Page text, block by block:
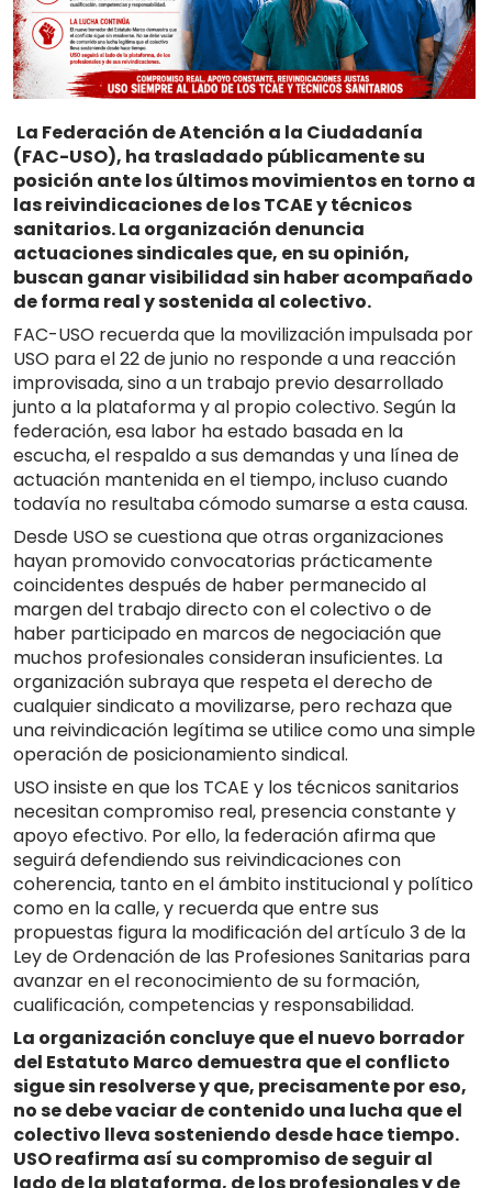
La Federación de Atención a la Ciudadanía
(FAC-USO), ha trasladado públicamente su
posición ante los últimos movimientos en torno a
las reivindicaciones de los TCAE y técnicos
sanitarios. La organización denuncia
actuaciones sindicales que, en su opinión,
buscan ganar visibilidad sin haber acompañado
de forma real y sostenida al colectivo.
FAC-USO recuerda que la movilización impulsada por
USO para el 22 de junio no responde a una reacción
improvisada, sino a un trabajo previo desarrollado
junto a la plataforma y al propio colectivo. Según la
federación, esa labor ha estado basada en la
escucha, el respaldo a sus demandas y una línea de
actuación mantenida en el tiempo, incluso cuando
todavía no resultaba cómodo sumarse a esta causa.
Desde USO se cuestiona que otras organizaciones
hayan promovido convocatorias prácticamente
coincidentes después de haber permanecido al
margen del trabajo directo con el colectivo o de
haber participado en marcos de negociación que
muchos profesionales consideran insuficientes. La
organización subraya que respeta el derecho de
cualquier sindicato a movilizarse, pero rechaza que
una reivindicación legítima se utilice como una simple
operación de posicionamiento sindical.
USO insiste en que los TCAE y los técnicos sanitarios
necesitan compromiso real, presencia constante y
apoyo efectivo. Por ello, la federación afirma que
seguirá defendiendo sus reivindicaciones con
coherencia, tanto en el ámbito institucional y político
como en la calle, y recuerda que entre sus
propuestas figura la modificación del artículo 3 de la
Ley de Ordenación de las Profesiones Sanitarias para
avanzar en el reconocimiento de su formación,
cualificación, competencias y responsabilidad.
La organización concluye que el nuevo borrador
del Estatuto Marco demuestra que el conflicto
sigue sin resolverse y que, precisamente por eso,
no se debe vaciar de contenido una lucha que el
colectivo lleva sosteniendo desde hace tiempo.
USO reafirma así su compromiso de seguir al